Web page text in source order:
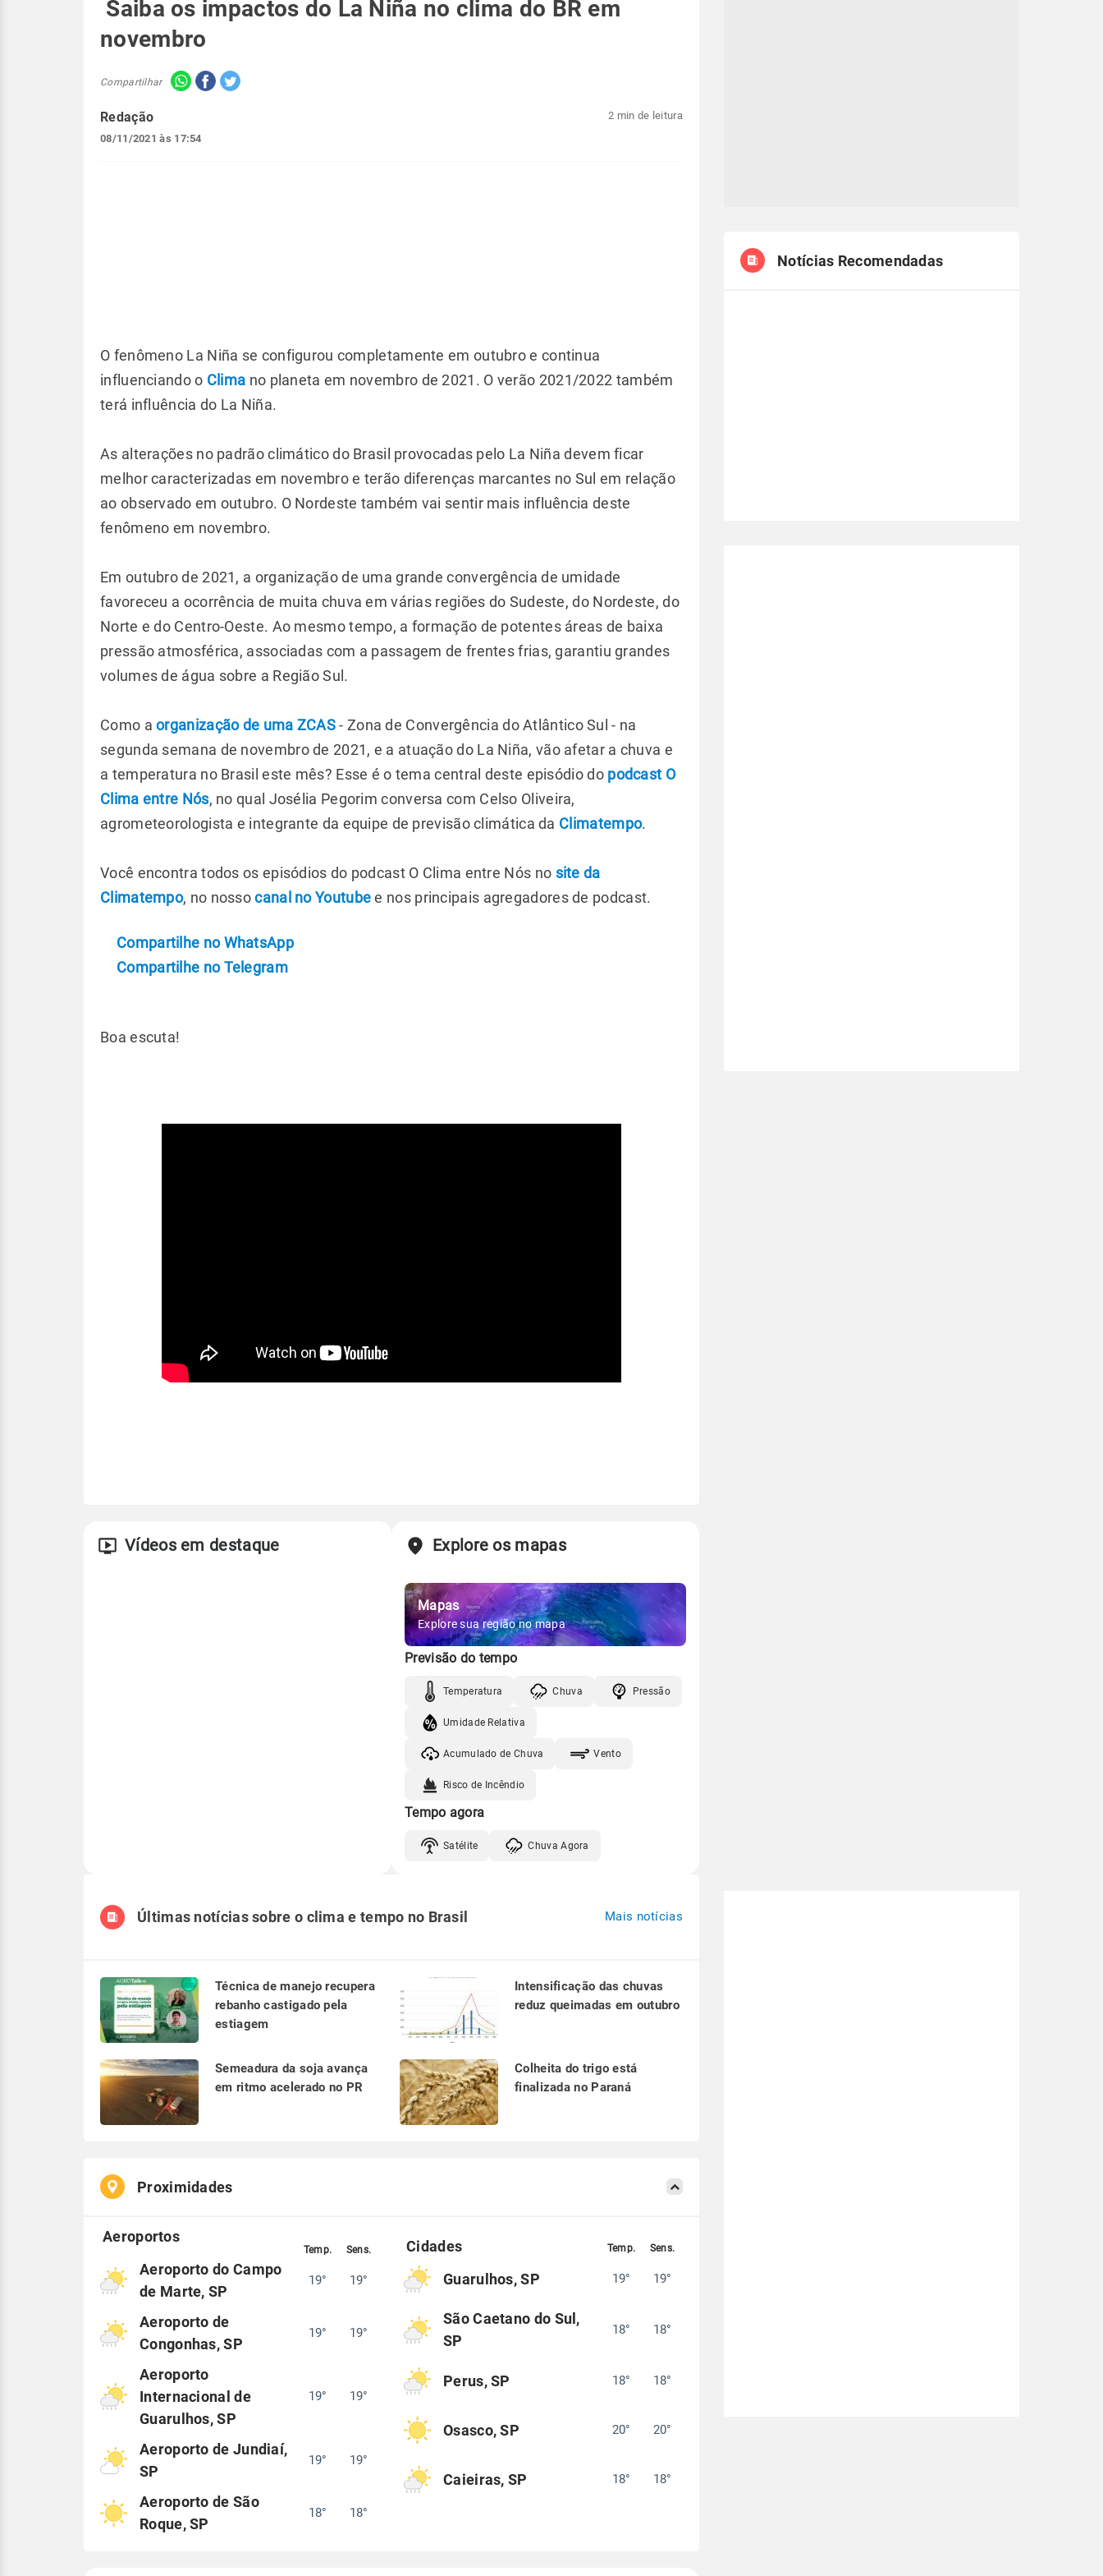
Saiba os impactos do La Niña no clima do BR em
novembro
Compartilhar
Redação
08/11/2021 às 17:54
2 min de leitura
O fenômeno La Niña se configurou completamente em outubro e continua
influenciando o Clima no planeta em novembro de 2021. O verão 2021/2022 também
terá influência do La Niña.
As alterações no padrão climático do Brasil provocadas pelo La Niña devem ficar
melhor caracterizadas em novembro e terão diferenças marcantes no Sul em relação
ao observado em outubro. O Nordeste também vai sentir mais influência deste
fenômeno em novembro.
Em outubro de 2021, a organização de uma grande convergência de umidade
favoreceu a ocorrência de muita chuva em várias regiões do Sudeste, do Nordeste, do
Norte e do Centro-Oeste. Ao mesmo tempo, a formação de potentes áreas de baixa
pressão atmosférica, associadas com a passagem de frentes frias, garantiu grandes
volumes de água sobre a Região Sul.
Como aorganização de uma ZCAS- Zona de Convergência do Atlântico Sul - na
segunda semana de novembro de 2021, e a atuação do La Niña, vão afetar a chuva e
a temperatura no Brasil este mês? Esse é o tema central deste episódio do podcast O
Clima entre Nós, no qual Josélia Pegorim conversa com Celso Oliveira,
agrometeorologista e integrante da equipe de previsão climática da Climatempo.
Você encontra todos os episódios do podcast O Clima entre Nós no site da
Climatempo, no nossocanal no Youtubee nos principais agregadores de podcast.
Compartilhe no WhatsApp
Compartilhe no Telegram
Boa escuta!
Vídeos em destaque Explore os mapas
Mapas
Explore sua região no mapa
Previsão do tempo
Temperatura Chuva Pressão
Umidade Relativa
Acumulado de Chuva Vento
Risco de Incêndio
Tempo agora
Satélite Chuva Agora
Notícias Recomendadas
Últimas notícias sobre o clima e tempo no Brasil Mais notícias
Técnica de manejo recupera
rebanho castigado pela
estiagem
Intensificação das chuvas
reduz queimadas em outubro
Semeadura da soja avança
em ritmo acelerado no PR
Colheita do trigo está
finalizada no Paraná
Proximidades
Aeroporto do Campo
de Marte, SP
19° 19°
Aeroporto de
Congonhas, SP
19° 19°
Aeroporto
Internacional de
Guarulhos, SP
19° 19°
Aeroporto de Jundiaí,
SP
19° 19°
Aeroporto de São
Roque, SP
18° 18°
Guarulhos, SP 19° 19°
São Caetano do Sul,
SP
18° 18°
Perus, SP 18° 18°
Osasco, SP 20° 20°
Caieiras, SP 18° 18°